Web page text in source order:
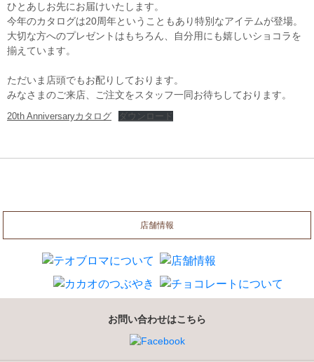
ひとあしお先にお届けいたします。
今年のカタログは20周年ということもあり特別なアイテムが登場。
大切な方へのプレゼントはもちろん、自分用にも嬉しいショコラを
揃えています。
ただいま店頭でもお配りしております。
みなさまのご来店、ご注文をスタッフ一同お待ちしております。
20th Anniversaryカタログ ダウンロード
店舗情報
お問い合わせはこちら